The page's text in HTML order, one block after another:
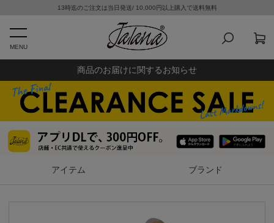
13時迄のご注文は当日発送/ 10,000円以上購入で送料無料
MENU
商品のお届けに関するお知らせ
アイテム ブランド